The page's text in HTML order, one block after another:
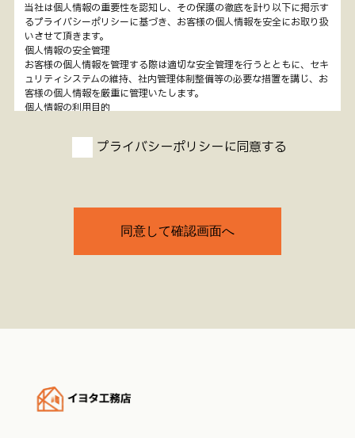
当社は個人情報の重要性を認知し、その保護の徹底を計り以下に掲示す
るプライバシーポリシーに基づき、お客様の個人情報を安全にお取り扱
いさせて頂きます。
個人情報の安全管理
お客様の個人情報を管理する際は適切な安全管理を行うとともに、セキ
ュリティシステムの維持、社内管理体制整備等の必要な措置を講じ、お
客様の個人情報を厳重に管理いたします。
個人情報の利用目的
人情報をお取り扱いさせて頂きます。
●当社からの商品、サービスの改善
配慮し、適法かつ公正な手段で行います。
次に掲げる場合を除き、お客様の個人情報を第三者に開示又は提供いた
プライバシーポリシーに同意する